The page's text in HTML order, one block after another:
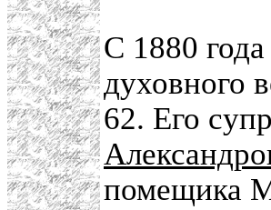
С 1880
духовного
62. Его
помещика